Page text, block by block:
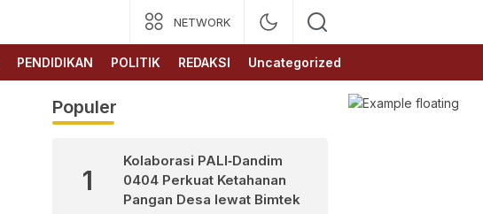
NETWORK
PENDIDIKAN POLITIK REDAKSI Uncategorized
Populer
1
Kolaborasi PALI‑Dandim
0404 Perkuat Ketahanan
Pangan Desa lewat Bimtek